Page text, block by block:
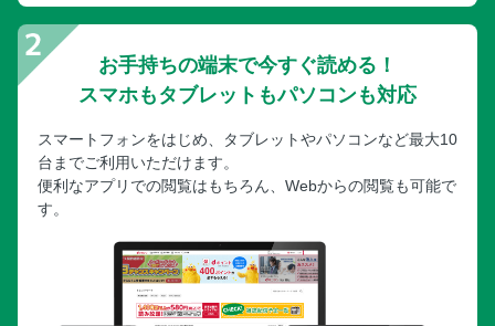
お手持ちの端末で今すぐ読める！
スマホもタブレットもパソコンも対応
スマートフォンをはじめ、タブレットやパソコンなど最大10
台までご利用いただけます。
便利なアプリでの閲覧はもちろん、Webからの閲覧も可能で
す。